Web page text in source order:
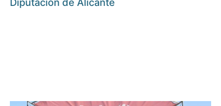
Diputación de Alicante